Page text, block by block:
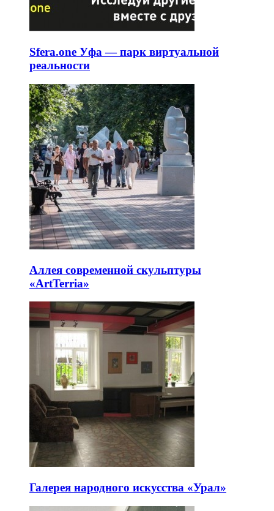
Sfera.one Уфа — парк виртуальной
реальности
Аллея современной скульптуры
«ArtTerria»
Галерея народного искусства «Урал»